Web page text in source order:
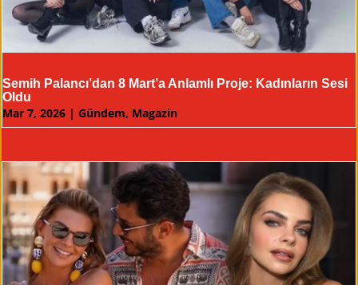
Semih Palancı’dan 8 Mart’a Anlamlı Proje: Kadınların Sesi
Oldu
Mar 7, 2026 | Gündem, Magazin